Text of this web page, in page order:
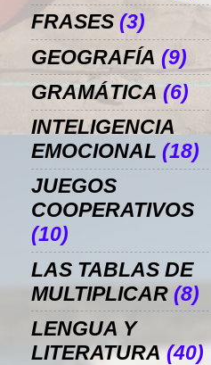
FRASES (3)
GEOGRAFÍA (9)
GRAMÁTICA (6)
INTELIGENCIA
EMOCIONAL (18)
JUEGOS
COOPERATIVOS
(10)
LAS TABLAS DE
MULTIPLICAR (8)
LENGUA Y
LITERATURA (40)